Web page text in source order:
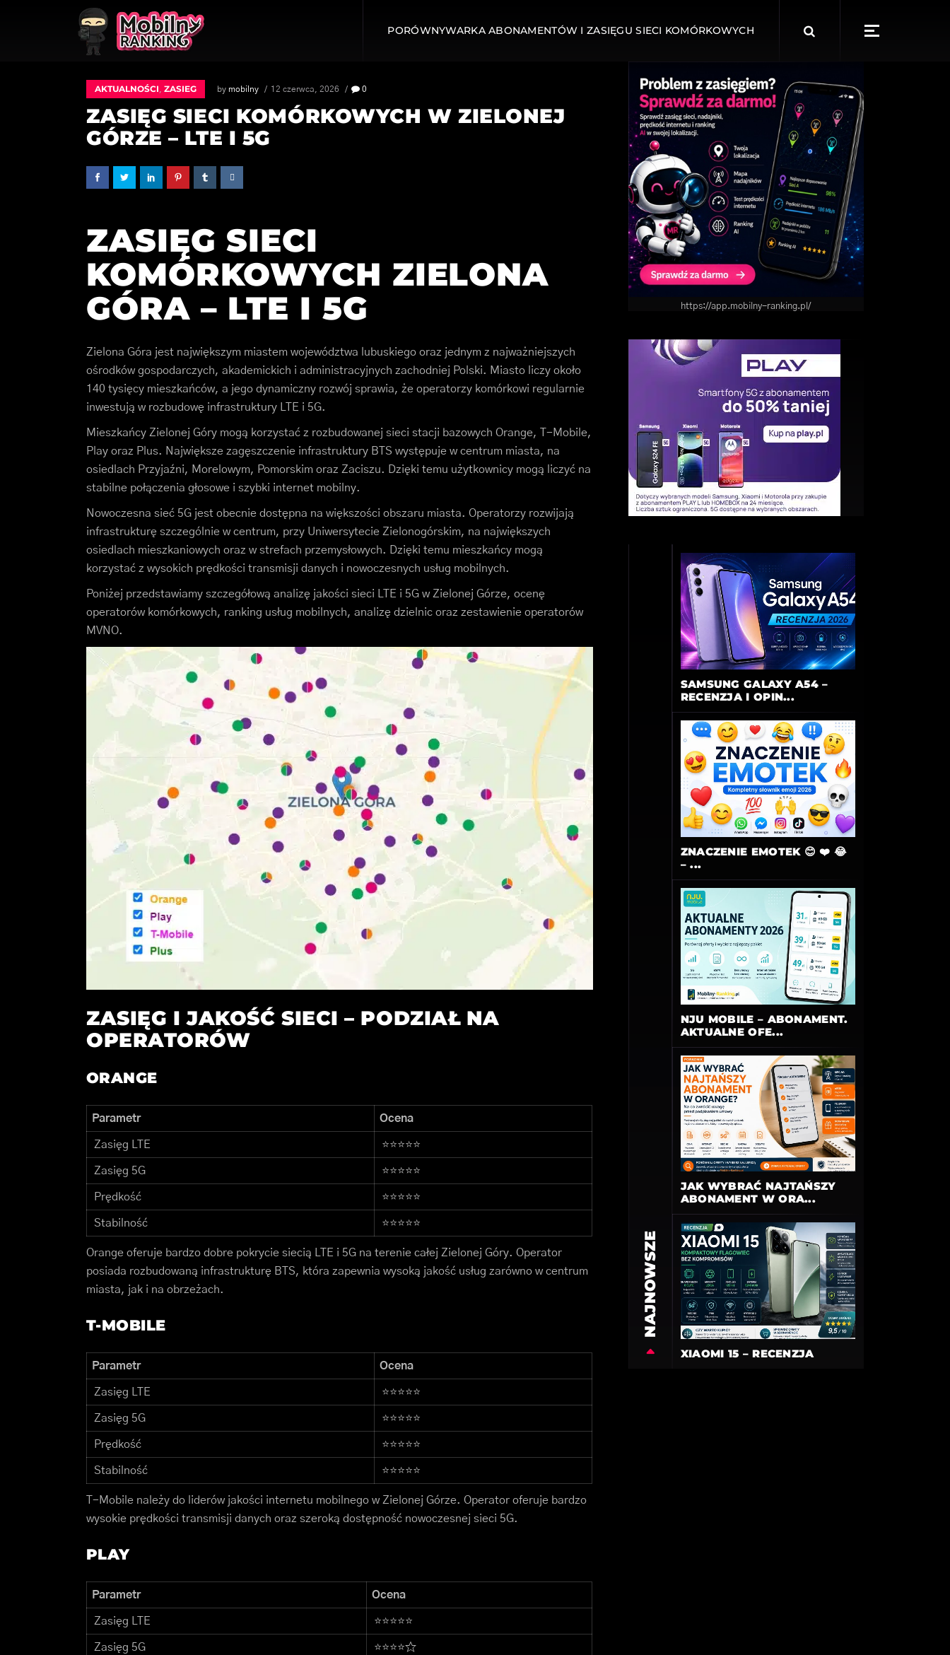
PORÓWNYWARKA ABONAMENTÓW I ZASIĘGU SIECI KOMÓRKOWYCH
for:
AKTUALNOŚCI ZASIEG by mobilny 12 czerwca, 2026 0
ZASIĘG SIECI KOMÓRKOWYCH W ZIELONEJ
GÓRZE – LTE I 5G
ZASIĘG SIECI
KOMÓRKOWYCH ZIELONA
GÓRA – LTE I 5G
Zielona Góra jest największym miastem województwa lubuskiego oraz jednym z najważniejszych
ośrodków gospodarczych, akademickich i administracyjnych zachodniej Polski. Miasto liczy około
140 tysięcy mieszkańców, a jego dynamiczny rozwój sprawia, że operatorzy komórkowi regularnie
inwestują w rozbudowę infrastruktury LTE i 5G.
Mieszkańcy Zielonej Góry mogą korzystać z rozbudowanej sieci stacji bazowych Orange, T-Mobile,
Play oraz Plus. Największe zagęszczenie infrastruktury BTS występuje w centrum miasta, na
osiedlach Przyjaźni, Morelowym, Pomorskim oraz Zaciszu. Dzięki temu użytkownicy mogą liczyć na
stabilne połączenia głosowe i szybki internet mobilny.
Nowoczesna sieć 5G jest obecnie dostępna na większości obszaru miasta. Operatorzy rozwijają
infrastrukturę szczególnie w centrum, przy Uniwersytecie Zielonogórskim, na największych
osiedlach mieszkaniowych oraz w strefach przemysłowych. Dzięki temu mieszkańcy mogą
korzystać z wysokich prędkości transmisji danych i nowoczesnych usług mobilnych.
Poniżej przedstawiamy szczegółową analizę jakości sieci LTE i 5G w Zielonej Górze, ocenę
operatorów komórkowych, ranking usług mobilnych, analizę dzielnic oraz zestawienie operatorów
MVNO.
ZASIĘG I JAKOŚĆ SIECI – PODZIAŁ NA
OPERATORÓW
ORANGE
Parametr Ocena
Zasięg LTE ⭐⭐⭐⭐⭐
Zasięg 5G ⭐⭐⭐⭐⭐
Prędkość ⭐⭐⭐⭐⭐
Stabilność ⭐⭐⭐⭐⭐
Orange oferuje bardzo dobre pokrycie siecią LTE i 5G na terenie całej Zielonej Góry. Operator
posiada rozbudowaną infrastrukturę BTS, która zapewnia wysoką jakość usług zarówno w centrum
miasta, jak i na obrzeżach.
T-MOBILE
Parametr Ocena
Zasięg LTE ⭐⭐⭐⭐⭐
Zasięg 5G ⭐⭐⭐⭐⭐
Prędkość ⭐⭐⭐⭐⭐
Stabilność ⭐⭐⭐⭐⭐
T-Mobile należy do liderów jakości internetu mobilnego w Zielonej Górze. Operator oferuje bardzo
wysokie prędkości transmisji danych oraz szeroką dostępność nowoczesnej sieci 5G.
PLAY
Parametr Ocena
Zasięg LTE ⭐⭐⭐⭐⭐
Zasięg 5G ⭐⭐⭐⭐☆
https://app.mobilny-ranking.pl/
NAJNOWSZE
SAMSUNG GALAXY A54 –
RECENZJA I OPIN...
ZNACZENIE EMOTEK 😊 ❤️ 😂
– ...
NJU MOBILE – ABONAMENT.
AKTUALNE OFE...
JAK WYBRAĆ NAJTAŃSZY
ABONAMENT W ORA...
XIAOMI 15 – RECENZJA